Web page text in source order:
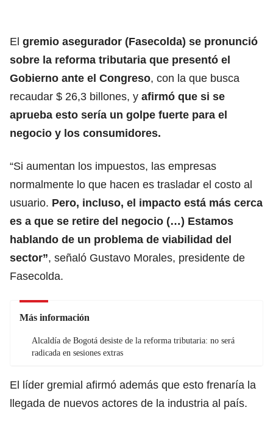
El gremio asegurador (Fasecolda) se pronunció
sobre la reforma tributaria que presentó el
Gobierno ante el Congreso, con la que busca
recaudar $ 26,3 billones, y afirmó que si se
aprueba esto sería un golpe fuerte para el
negocio y los consumidores.
“Si aumentan los impuestos, las empresas
normalmente lo que hacen es trasladar el costo al
usuario. Pero, incluso, el impacto está más cerca
es a que se retire del negocio (…) Estamos
hablando de un problema de viabilidad del
sector”, señaló Gustavo Morales, presidente de
Fasecolda.
Más información
Alcaldía de Bogotá desiste de la reforma tributaria: no será
radicada en sesiones extras
El líder gremial afirmó además que esto frenaría la
llegada de nuevos actores de la industria al país.